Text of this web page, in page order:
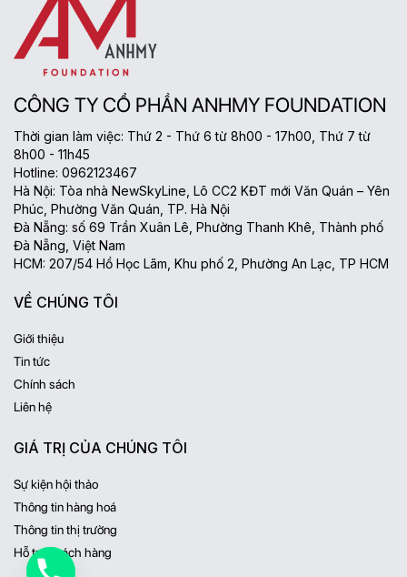
CÔNG TY CỔ PHẦN ANHMY FOUNDATION
Thời gian làm việc: Thứ 2 - Thứ 6 từ 8h00 - 17h00, Thứ 7 từ
8h00 - 11h45
Hotline: 0962123467
Hà Nội: Tòa nhà NewSkyLine, Lô CC2 KĐT mới Văn Quán – Yên
Phúc, Phường Văn Quán, TP. Hà Nội
Đà Nẵng: số 69 Trần Xuân Lê, Phường Thanh Khê, Thành phố
Đà Nẵng, Việt Nam
HCM: 207/54 Hồ Học Lãm, Khu phố 2, Phường An Lạc, TP HCM
VỀ CHÚNG TÔI
Giới thiệu
Tin tức
Chính sách
Liên hệ
GIÁ TRỊ CỦA CHÚNG TÔI
Sự kiện hội thảo
Thông tin hàng hoá
Thông tin thị trường
Hỗ trợ khách hàng